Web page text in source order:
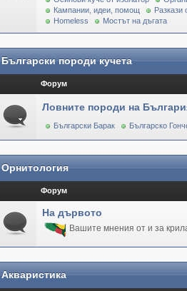
Кампании, идеи, помощ
Разкази
Homeless
Мостът на дъгата
Български породи кучета
Форум
Ловните породи на
Български Барак Българско
Орнитология
Форум
На дървото
Вашите мнения от и за
Акваристика